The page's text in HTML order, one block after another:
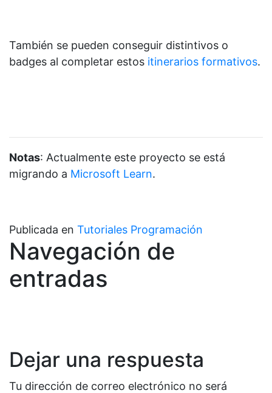
También se pueden conseguir distintivos o
badges al completar estos itinerarios formativos.
Notas: Actualmente este proyecto se está
migrando a Microsoft Learn.
Publicada en Tutoriales Programación
Navegación de
entradas
Dejar una respuesta
Tu dirección de correo electrónico no será